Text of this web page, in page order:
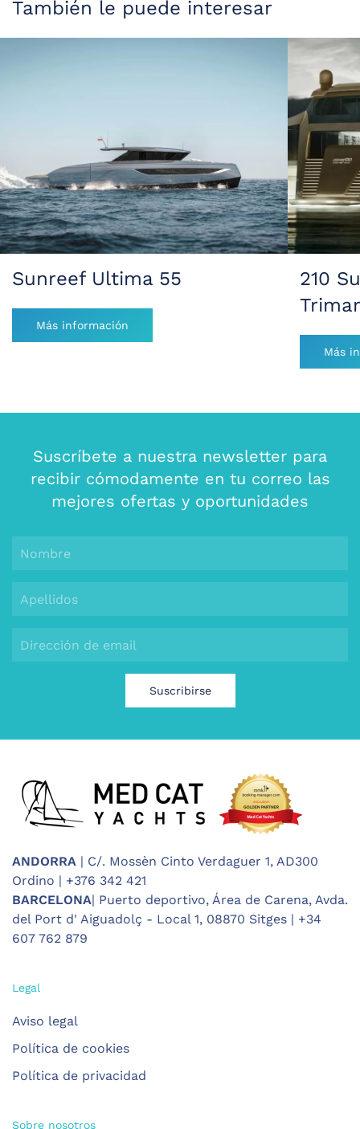
s
También le puede interesar
Sunreef Ultima 55
Más información
210
Más
Suscríbete a nuestra newsletter para
recibir cómodamente en tu correo las
mejores ofertas y oportunidades
Suscribirse
ANDORRA | C/. Mossèn Cinto Verdaguer 1, AD300
Ordino | +376 342 421
BARCELONA| Puerto deportivo, Área de Carena, Avda.
del Port d' Aiguadolç - Local 1, 08870 Sitges | +34
607 762 879
Legal
Aviso legal
Política de cookies
Política de privacidad
Sobre nosotros